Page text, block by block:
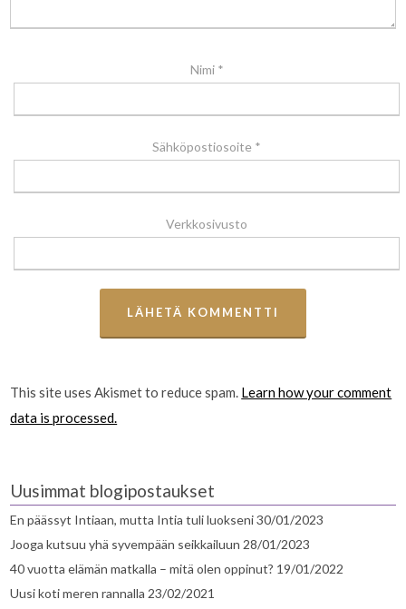
Nimi *
Sähköpostiosoite *
Verkkosivusto
This site uses Akismet to reduce spam. Learn how your comment
data is processed.
Uusimmat blogipostaukset
En päässyt Intiaan, mutta Intia tuli luokseni30/01/2023
Jooga kutsuu yhä syvempään seikkailuun 28/01/2023
40 vuotta elämän matkalla – mitä olen oppinut? 19/01/2022
Uusi koti meren rannalla 23/02/2021